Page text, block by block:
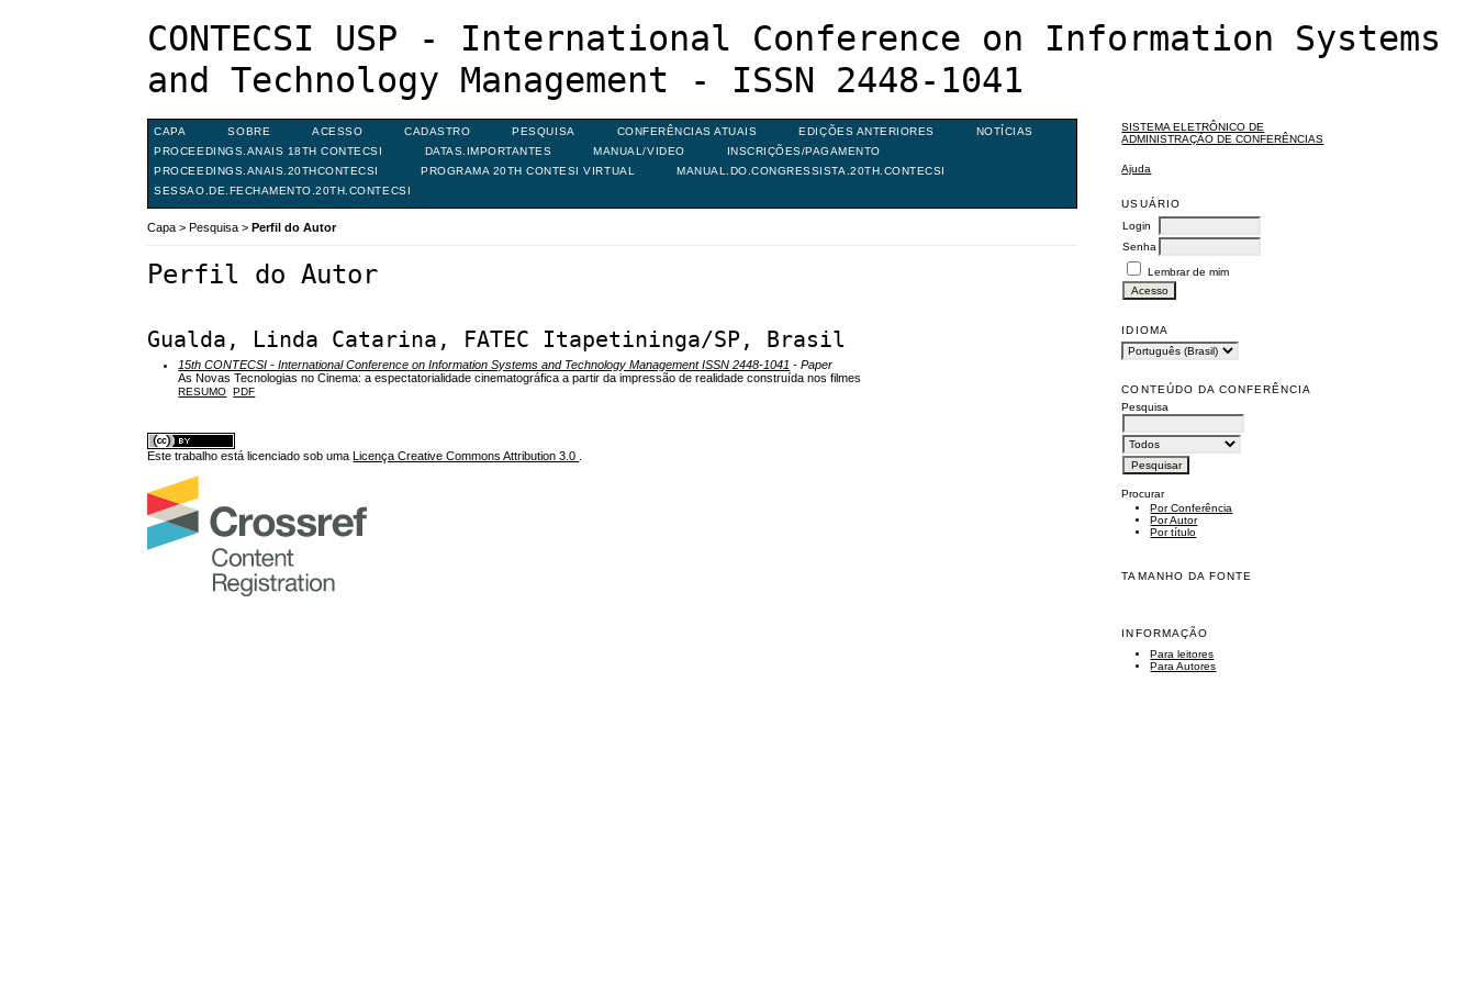
CONTECSI USP - International Conference on Information Systems
and Technology Management - ISSN 2448-1041
SISTEMA ELETRÔNICO DE
ADMINISTRAÇÃO DE CONFERÊNCIAS
Ajuda
USUÁRIO
Login
Senha
Lembrar de mim
IDIOMA
CONTEÚDO DA CONFERÊNCIA
Pesquisa
Procurar
Por Conferência
Por Autor
Por título
TAMANHO DA FONTE
INFORMAÇÃO
Para leitores
Para Autores
CAPA SOBRE ACESSO CADASTRO PESQUISA CONFERÊNCIAS ATUAIS EDIÇÕES ANTERIORES
NOTÍCIAS
PROCEEDINGS.ANAIS 18TH CONTECSI
DATAS.IMPORTANTES MANUAL/VIDEO
INSCRIÇÕES/PAGAMENTO
PROCEEDINGS.ANAIS.20THCONTECSI
PROGRAMA 20TH CONTESI VIRTUAL
MANUAL.DO.CONGRESSISTA.20TH.CONTECSI
SESSAO.DE.FECHAMENTO.20TH.CONTECSI
Capa >Pesquisa >Perfil do Autor
Perfil do Autor
Gualda, Linda Catarina, FATEC Itapetininga/SP, Brasil
15th CONTECSI - International Conference on Information Systems and Technology Management ISSN 2448-1041 - Paper
As Novas Tecnologias no Cinema: a espectatorialidade cinematográfica a partir da impressão de realidade construída nos filmes
RESUMO PDF
Este trabalho está licenciado sob uma Licença Creative Commons Attribution 3.0